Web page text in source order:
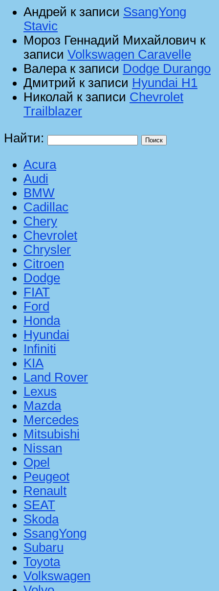
Андрей к записи SsangYong
Stavic
Мороз Геннадий Михайлович к
записи Volkswagen Caravelle
Валерак записи Dodge Durango
Дмитрий к записи Hyundai H1
Николай к записи Chevrolet
Trailblazer
Найти:
Acura
Audi
BMW
Cadillac
Chery
Chevrolet
Chrysler
Citroen
Dodge
FIAT
Ford
Honda
Hyundai
Infiniti
KIA
Land Rover
Lexus
Mazda
Mercedes
Mitsubishi
Nissan
Opel
Peugeot
Renault
SEAT
Skoda
SsangYong
Subaru
Toyota
Volkswagen